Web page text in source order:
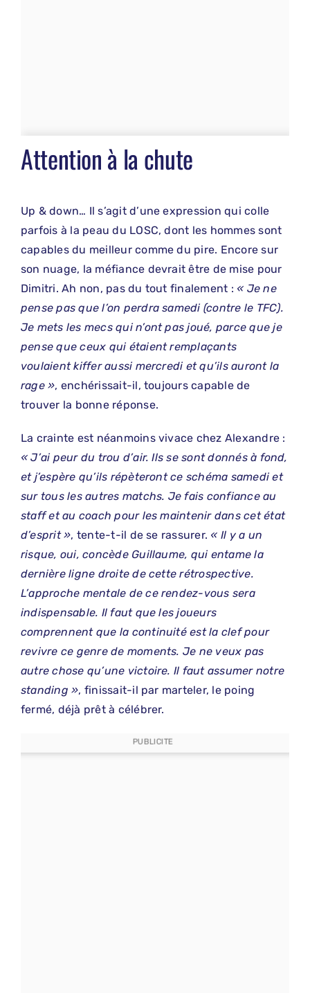
Attention à la chute
Up & down… Il s’agit d’une expression qui colle
parfois à la peau du LOSC, dont les hommes sont
capables du meilleur comme du pire. Encore sur
son nuage, la méfiance devrait être de mise pour
Dimitri. Ah non, pas du tout finalement : « Je ne
pense pas que l’on perdra samedi (contre le TFC).
Je mets les mecs qui n’ont pas joué, parce que je
pense que ceux qui étaient remplaçants
voulaient kiffer aussi mercredi et qu’ils auront la
rage », enchérissait-il, toujours capable de
trouver la bonne réponse.
La crainte est néanmoins vivace chez Alexandre :
« J’ai peur du trou d’air. Ils se sont donnés à fond,
et j’espère qu’ils répèteront ce schéma samedi et
sur tous les autres matchs. Je fais confiance au
staff et au coach pour les maintenir dans cet état
d’esprit », tente-t-il de se rassurer. « Il y a un
risque, oui, concède Guillaume, qui entame la
dernière ligne droite de cette rétrospective.
L’approche mentale de ce rendez-vous sera
indispensable. Il faut que les joueurs
comprennent que la continuité est la clef pour
revivre ce genre de moments. Je ne veux pas
autre chose qu’une victoire. Il faut assumer notre
standing », finissait-il par marteler, le poing
fermé, déjà prêt à célébrer.
PUBLICITE